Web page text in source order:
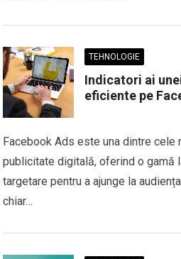
TEHNOLOGIE
Indicatori ai
eficiente pe
Facebook Ads este una dintre cele
publicitate digitală, oferind o gamă
targetare pentru a ajunge la
chiar…